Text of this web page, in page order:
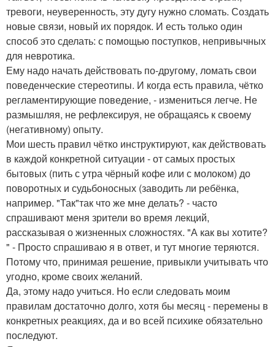
тревоги, неуверенность, эту дугу нужно сломать. Создать
новые связи, новый их порядок. И есть только один
способ это сделать: с помощью поступков, непривычных
для невротика.
Ему надо начать действовать по-другому, ломать свои
поведенческие стереотипы. И когда есть правила, чётко
регламентирующие поведение, - измениться легче. Не
размышляя, не рефлексируя, не обращаясь к своему
(негативному) опыту.
Мои шесть правил чётко инструктируют, как действовать
в каждой конкретной ситуации - от самых простых
бытовых (пить с утра чёрный кофе или с молоком) до
поворотных и судьбоносных (заводить ли ребёнка,
например. "Так"так что же мне делать? - часто
спрашивают меня зрители во время лекций,
рассказывая о жизненных сложностях. "А как вы хотите?
" - Просто спрашиваю я в ответ, и тут многие теряются.
Потому что, принимая решение, привыкли учитывать что
угодно, кроме своих желаний.
Да, этому надо учиться. Но если следовать моим
правилам достаточно долго, хотя бы месяц - перемены в
конкретных реакциях, да и во всей психике обязательно
последуют.